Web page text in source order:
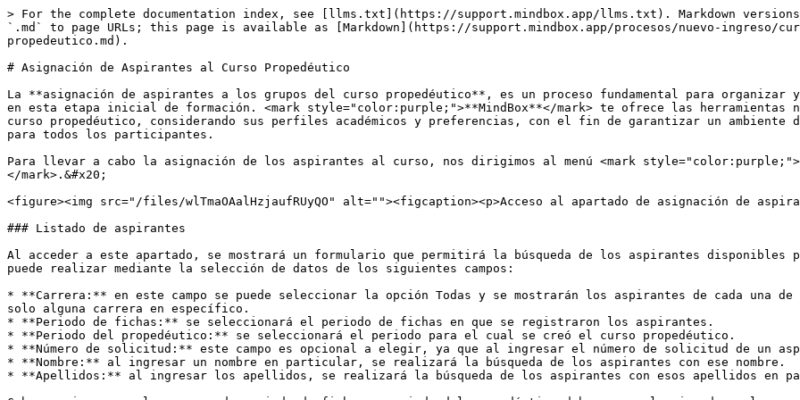
> For the complete documentation index, see [llms.txt](https://support.mindbox.app/llms.txt). Markdown versions of documentation pages are available by appending `.md` to page URLs; this page is available as [Markdown](https://support.mindbox.app/procesos/nuevo-ingreso/curso-propedeutico/asignacion-de-aspirantes-al-curso-propedeutico.md).

# Asignación de Aspirantes al Curso Propedéutico

La **asignación de aspirantes a los grupos del curso propedéutico**, es un proceso fundamental para organizar y estructurar los grupos de estudiantes que participarán en esta etapa inicial de formación. <mark style="color:purple;">**MindBox**</mark> te ofrece las herramientas necesarias para asignar a los aspirantes a un grupo de curso propedéutico, considerando sus perfiles académicos y preferencias, con el fin de garantizar un ambiente de aprendizaje óptimo y una experiencia enriquecedora para todos los participantes.

Para llevar a cabo la asignación de los aspirantes al curso, nos dirigimos al menú <mark style="color:purple;">**`Aspirantes > Propedéutico > Asignación`**</mark>.&#x20;

<figure><img src="/files/wlTmaOAalHzjaufRUyQO" alt=""><figcaption><p>Acceso al apartado de asignación de aspirantes para curso propedéutico.</p></figcaption></figure>

### Listado de aspirantes

Al acceder a este apartado, se mostrará un formulario que permitirá la búsqueda de los aspirantes disponibles para asignar al curso propedéutico. Esta búsqueda se puede realizar mediante la selección de datos de los siguientes campos:

* **Carrera:** en este campo se puede seleccionar la opción Todas y se mostrarán los aspirantes de cada una de las carreras con aspirantes disponibles, o bien elegir solo alguna carrera en específico.
* **Periodo de fichas:** se seleccionará el periodo de fichas en que se registraron los aspirantes.
* **Periodo del propedéutico:** se seleccionará el periodo para el cual se creó el curso propedéutico.
* **Número de solicitud:** este campo es opcional a elegir, ya que al ingresar el número de solicitud de un aspirante, solo se realizará la búsqueda de esa persona.
* **Nombre:** al ingresar un nombre en particular, se realizará la búsqueda de los aspirantes con ese nombre.
* **Apellidos:** al ingresar los apellidos, se realizará la búsqueda de los aspirantes con esos apellidos en particular.

Cabe mencionar que los campos de periodo de fichas y periodo del propedéutico deben ser seleccionados solos o en conjunto con otro campo para que la plataforma pueda proporcionar el listado de aspirantes, y para poder llevar a cabo la asignación de los mismos al curso propedéutico.

<figure><img src="/files/riM67F8aGEJ8brrEZs8w" alt=""><figcaption><p>Formulario para la búsqueda de los aspirantes disponibles para asignar al curso propedéutico. </p></figcaption></figure>

Una vez que se llenaron los campos deseados, se seleccionará el botón <mark style="color:purple;">**Buscar**</mark>. Esto hará que se muestren dos secciones en la parte inferior del formulario. La primera muestra las variables para llevar a cabo la asignación de los aspirantes y la segunda muestra el listado de los aspirantes disponibles para la asignación al curso propedéutico, de acuerdo a los datos de búsqueda.&#x20;

<figure><img src="/files/hb71s1i3q7Gjv0JlDlum" alt=""><figcaption><p>Secciones generadas al realizar la búsqueda de aspirantes disponibles para asignación.</p></figcaption></figure>

#### Variables para la asignación

En esta sección es posible realizar dos acciones: la primera tiene que ver con la asignación de los estudiantes al curso propedéutico, de la cual se hablará mas adelante; y la segunda con la gestión de los grupos, de la cual se hablará en esta sección.

Al seleccionar el botón <mark style="color:purple;">**Gestión de grupos**</mark> del formulario Variables para la asignación, se abrirá el apartado [**Grupos de curso propedéutico**](/procesos/nuevo-ingreso/curso-propedeutico/grupos-del-curso-propedeutico.md) donde se llevó a cabo la gestión de los mismos.&#x20;

<figure><img src="/files/toBKPrVg4eANstmnUIKi" alt=""><figcaption><p>Acceso a la gestión de grupos para el curso propedéutico.</p></figcaption></figure>

Esto facilita la modificación de grupos existentes, la creación de nuevos grupos y la visualización tanto de los grupos disponibles como de los aspirantes registrados previamente en dichos grupos. Esto permite revisar la información antes de proceder con la asignación de los aspirantes.

<figure><img src="/files/Dojn3p8MuPiTYLhKI54a" alt=""><figcaption><p>Listado de grupos disponibles para realizar la asignación.</p></figcaption></figure>

{% hint style="info" %}
Para conocer a detalle del proceso de gestión de grupos de curso propedéutico, accede al siguiente enlace: [Grupos del curso propedéutico](/procesos/nuevo-ingreso/curso-propedeutico/grupos-del-curso-propedeutico.md).
{% endhint %}

#### Listado de aspirantes disponibles

En esta sección se muestra el listado de los aspirantes disponibles para la asignación al curso propedéutico de acuerdo a los criterios de búsqueda ingresados. En este listado es posible observar el número de solicitud, el nombre completo y la carrera a la que pertenecerán los aspirantes. Además, es posible ver en la ultima columna un recuadro, el cual al ser seleccionado marcará al aspirante para ser asignado.&#x20;

<figure><img src="/files/mixMwuDr33YMGqyg7M77" alt=""><figcaption><p>Listado de aspirantes disponibles para asignar de todas las carreras.</p></figcaption></figure>

### Asignación de aspirantes

La asignación de los aspirantes disponibles al curso propedéutico se puede realizar de dos diferentes maneras: de forma manual asignando a los aspirantes de uno a uno o por grupo desde el apartado Asignación de aspirantes para curso propedéutico, o bien, de forma masiva o en bloque a través de un archivo con extensión <mark style="color:purple;">**`CSV`**</mark> con la relación de los aspirantes.

### Asignación manual de los aspirantes

Para asignar los aspirantes ya sea de uno a uno, o por grupo de forma manual, se ingresarán los datos correspondientes en el formulario Asignación de aspirantes para curso propedéutico.&#x20;

Si la asignación se llevará a cabo de forma individual, es decir, de aspirante por aspirante, se realizará la selección de los campos siguientes:

* **Carrera:** este campo es opcional a seleccionar para la búsqueda del aspirante, y se puede elegir la opción Toda&#x73;**,** o bien elegir solo alguna carrera en específico.
* **Periodo de fichas:** se seleccionará el periodo de fichas en que se registraron los aspirantes.
* **Periodo del propedéutico:** se seleccionará el periodo para el cual se creó el curso propedéutico.
* **Número de solicitud:** se ingresará el número de solicitud del aspirante a realizar la asignación.
* **Nombre:**